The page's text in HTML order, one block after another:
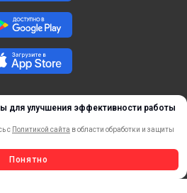
для улучшения эффективности работы
с Политикой сайта в области обработки и защиты
ПонятноСВЯЗЬ